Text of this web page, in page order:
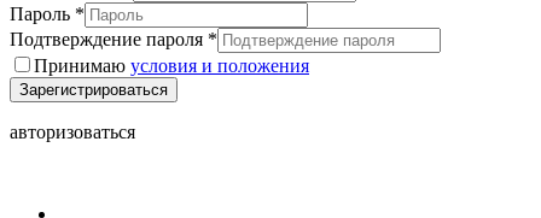
Пароль *
Подтверждение пароля *
Принимаю условия и положения
Зарегистрироваться
авторизоваться